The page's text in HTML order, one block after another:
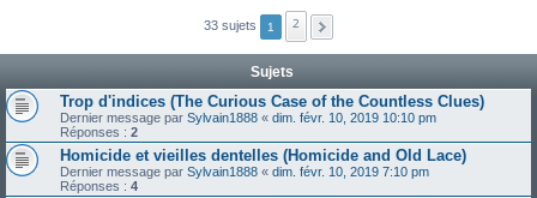
33 sujets 1 2
Sujets
Trop d'indices (The Curious Case of the Countless Clues)
Dernier message par Sylvain1888 « dim. févr. 10, 2019 10:10 pm
Réponses : 2
Homicide et vieilles dentelles (Homicide and Old Lace)
Dernier message par Sylvain1888 « dim. févr. 10, 2019 7:10 pm
Réponses : 4